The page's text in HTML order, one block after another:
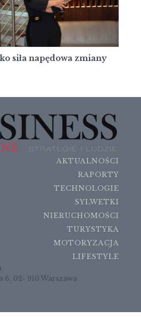
siła napędowa zmiany
AKTUALNOŚCI
RAPORTY
TECHNOLOGIE
SYLWETKI
NIERUCHOMOŚCI
TURYSTYKA
MOTORYZACJA
LIFESTYLE
6, 02- 910 Warszawa